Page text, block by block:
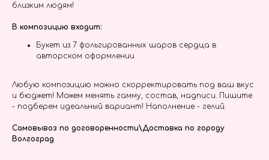
близким людям!
В композицию входит:
Букет из 7 фольгированных шаров сердца в
авторском оформлении
Любую композицию можно скорректировать под ваш вкус
и бюджет! Можем менять гамму, состав, надписи. Пишите
- подберем идеальный вариант! Наполнение - гелий.
Самовывоз по договоренности\Доставка по городу
Волгоград